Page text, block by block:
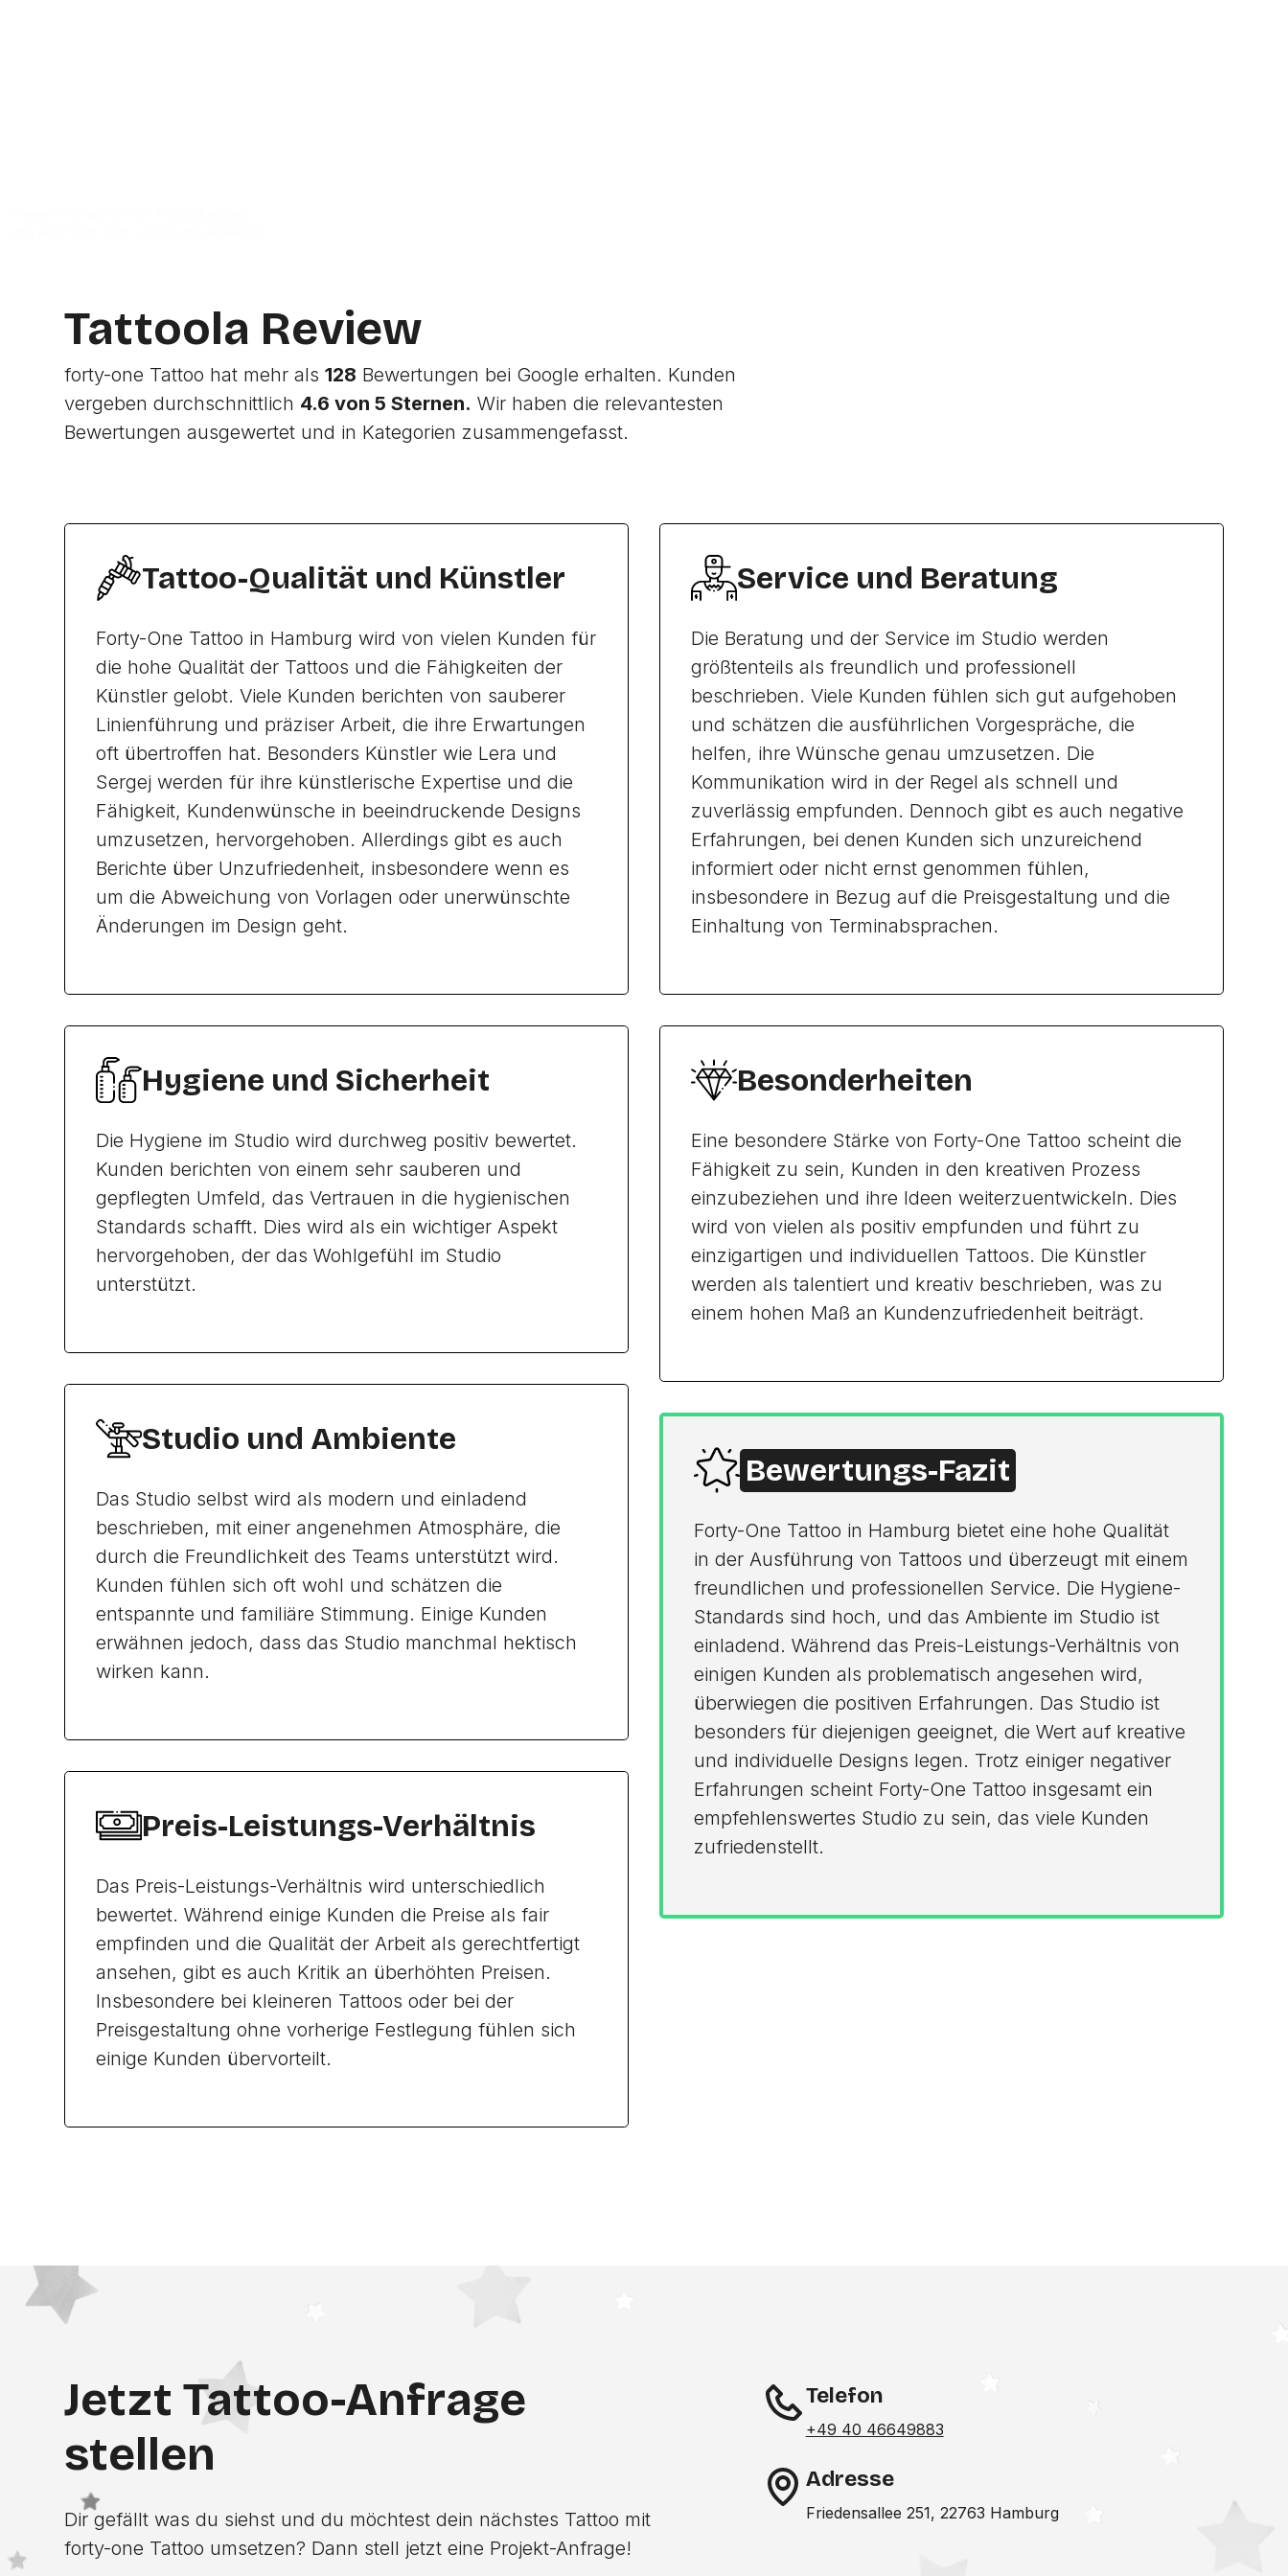
Tattoola Review
forty-one Tattoo hat mehr als128 Bewertungen bei Google erhalten. Kunden
vergeben durchschnittlich 4.6 von 5 Sternen. Wir haben die relevantesten
Bewertungen ausgewertet und in Kategorien zusammengefasst.
Tattoo-Qualität und Künstler
Forty-One Tattoo in Hamburg wird von vielen Kunden für
die hohe Qualität der Tattoos und die Fähigkeiten der
Künstler gelobt. Viele Kunden berichten von sauberer
Linienführung und präziser Arbeit, die ihre Erwartungen
oft übertroffen hat. Besonders Künstler wie Lera und
Sergej werden für ihre künstlerische Expertise und die
Fähigkeit, Kundenwünsche in beeindruckende Designs
umzusetzen, hervorgehoben. Allerdings gibt es auch
Berichte über Unzufriedenheit, insbesondere wenn es
um die Abweichung von Vorlagen oder unerwünschte
Änderungen im Design geht.
Hygiene und Sicherheit
Die Hygiene im Studio wird durchweg positiv bewertet.
Kunden berichten von einem sehr sauberen und
gepflegten Umfeld, das Vertrauen in die hygienischen
Standards schafft. Dies wird als ein wichtiger Aspekt
hervorgehoben, der das Wohlgefühl im Studio
unterstützt.
Studio und Ambiente
Das Studio selbst wird als modern und einladend
beschrieben, mit einer angenehmen Atmosphäre, die
durch die Freundlichkeit des Teams unterstützt wird.
Kunden fühlen sich oft wohl und schätzen die
entspannte und familiäre Stimmung. Einige Kunden
erwähnen jedoch, dass das Studio manchmal hektisch
wirken kann.
Preis-Leistungs-Verhältnis
Das Preis-Leistungs-Verhältnis wird unterschiedlich
bewertet. Während einige Kunden die Preise als fair
empfinden und die Qualität der Arbeit als gerechtfertigt
ansehen, gibt es auch Kritik an überhöhten Preisen.
Insbesondere bei kleineren Tattoos oder bei der
Preisgestaltung ohne vorherige Festlegung fühlen sich
einige Kunden übervorteilt.
Service und Beratung
Die Beratung und der Service im Studio werden
größtenteils als freundlich und professionell
beschrieben. Viele Kunden fühlen sich gut aufgehoben
und schätzen die ausführlichen Vorgespräche, die
helfen, ihre Wünsche genau umzusetzen. Die
Kommunikation wird in der Regel als schnell und
zuverlässig empfunden. Dennoch gibt es auch negative
Erfahrungen, bei denen Kunden sich unzureichend
informiert oder nicht ernst genommen fühlen,
insbesondere in Bezug auf die Preisgestaltung und die
Einhaltung von Terminabsprachen.
Besonderheiten
Eine besondere Stärke von Forty-One Tattoo scheint die
Fähigkeit zu sein, Kunden in den kreativen Prozess
einzubeziehen und ihre Ideen weiterzuentwickeln. Dies
wird von vielen als positiv empfunden und führt zu
einzigartigen und individuellen Tattoos. Die Künstler
werden als talentiert und kreativ beschrieben, was zu
einem hohen Maß an Kundenzufriedenheit beiträgt.
Bewertungs-Fazit
Forty-One Tattoo in Hamburg bietet eine hohe Qualität
in der Ausführung von Tattoos und überzeugt mit einem
freundlichen und professionellen Service. Die Hygiene-
Standards sind hoch, und das Ambiente im Studio ist
einladend. Während das Preis-Leistungs-Verhältnis von
einigen Kunden als problematisch angesehen wird,
überwiegen die positiven Erfahrungen. Das Studio ist
besonders für diejenigen geeignet, die Wert auf kreative
und individuelle Designs legen. Trotz einiger negativer
Erfahrungen scheint Forty-One Tattoo insgesamt ein
empfehlenswertes Studio zu sein, das viele Kunden
zufriedenstellt.
Jetzt Tattoo-Anfrage
stellen
Dir gefällt was du siehst und du möchtest dein nächstes Tattoo mit
forty-one Tattoo umsetzen? Dann stell jetzt eine Projekt-Anfrage!
Telefon
+49 40 46649883
Adresse
Friedensallee 251, 22763 Hamburg